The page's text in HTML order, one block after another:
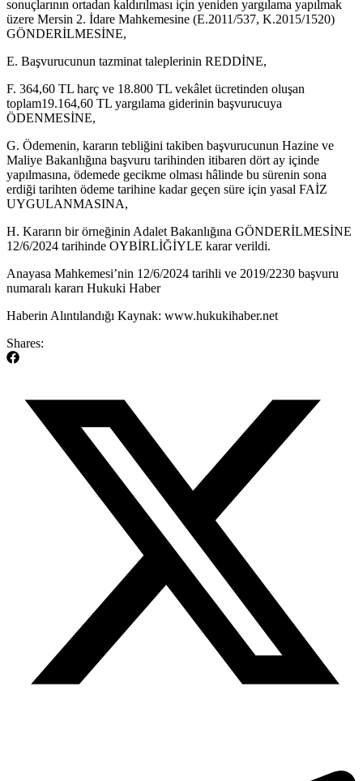
sonuçlarının ortadan kaldırılması için yeniden yargılama yapılmak
üzere Mersin 2. İdare Mahkemesine (E.2011/537, K.2015/1520)
GÖNDERİLMESİNE,
E. Başvurucunun tazminat taleplerinin REDDİNE,
F. 364,60 TL harç ve 18.800 TL vekâlet ücretinden oluşan
toplam19.164,60 TL yargılama giderinin başvurucuya
ÖDENMESİNE,
G. Ödemenin, kararın tebliğini takiben başvurucunun Hazine ve
Maliye Bakanlığına başvuru tarihinden itibaren dört ay içinde
yapılmasına, ödemede gecikme olması hâlinde bu sürenin sona
erdiği tarihten ödeme tarihine kadar geçen süre için yasal FAİZ
UYGULANMASINA,
H. Kararın bir örneğinin Adalet Bakanlığına GÖNDERİLMESİNE
12/6/2024 tarihinde OYBİRLİĞİYLE karar verildi.
​Anayasa Mahkemesi’nin 12/6/2024 tarihli ve 2019/2230 başvuru
numaralı kararı Hukuki Haber
Haberin Alıntılandığı Kaynak: www.hukukihaber.net
Shares: